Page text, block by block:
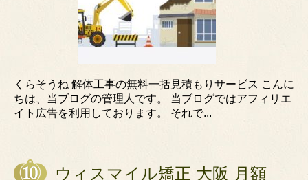
くらそうね 解体工事の無料一括見積もりサービス こんに
ちは、当ブログの管理人です。 当ブログではアフィリエ
イト広告を利用しております。 それで...
ウィスマイル矯正 大阪 月額